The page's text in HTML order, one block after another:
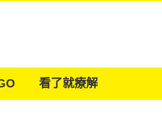
看了就療解